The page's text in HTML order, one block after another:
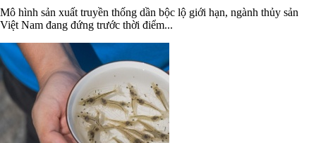
Mô hình sản xuất truyền thống dần bộc lộ giới hạn, ngành thủy sản
Việt Nam đang đứng trước thời điểm...